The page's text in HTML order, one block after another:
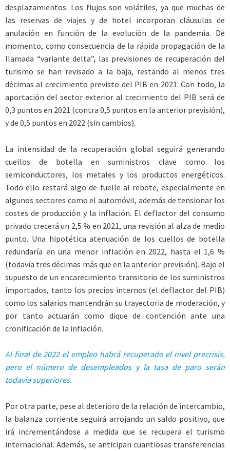
desplazamientos. Los flujos son volátiles, ya que muchas de
las reservas de viajes y de hotel incorporan cláusulas de
anulación en función de la evolución de la pandemia. De
momento, como consecuencia de la rápida propagación de la
llamada “variante delta”, las previsiones de recuperación del
turismo se han revisado a la baja, restando al menos tres
décimas al crecimiento previsto del PIB en 2021. Con todo, la
aportación del sector exterior al crecimiento del PIB será de
0,3 puntos en 2021 (contra 0,5 puntos en la anterior previsión),
y de 0,5 puntos en 2022 (sin cambios).
La intensidad de la recuperación global seguirá generando
cuellos de botella en suministros clave como los
semiconductores, los metales y los productos energéticos.
Todo ello restará algo de fuelle al rebote, especialmente en
algunos sectores como el automóvil, además de tensionar los
costes de producción y la inflación. El deflactor del consumo
privado crecerá un 2,5 % en 2021, una revisión al alza de medio
punto. Una hipotética atenuación de los cuellos de botella
redundaría en una menor inflación en 2022, hasta el 1,6 %
(todavía tres décimas más que en la anterior previsión). Bajo el
supuesto de un encarecimiento transitorio de los suministros
importados, tanto los precios internos (el deflactor del PIB)
como los salarios mantendrán su trayectoria de moderación, y
por tanto actuarán como dique de contención ante una
cronificación de la inflación.
Al final de 2022 el empleo habrá recuperado el nivel precrisis,
pero el número de desempleados y la tasa de paro serán
todavía superiores.
Por otra parte, pese al deterioro de la relación de intercambio,
la balanza corriente seguirá arrojando un saldo positivo, que
irá incrementándose a medida que se recupera el turismo
internacional. Además, se anticipan cuantiosas transferencias